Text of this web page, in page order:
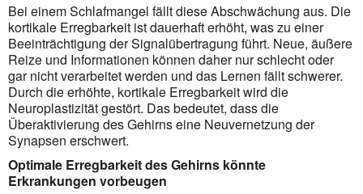
Bei einem Schlafmangel fällt diese Abschwächung aus. Die
kortikale Erregbarkeit ist dauerhaft erhöht, was zu einer
Beeinträchtigung der Signalübertragung führt. Neue, äußere
Reize und Informationen können daher nur schlecht oder
gar nicht verarbeitet werden und das Lernen fällt schwerer.
Durch die erhöhte, kortikale Erregbarkeit wird die
Neuroplastizität gestört. Das bedeutet, dass die
Überaktivierung des Gehirns eine Neuvernetzung der
Synapsen erschwert.
Optimale Erregbarkeit des Gehirns könnte
Erkrankungen vorbeugen